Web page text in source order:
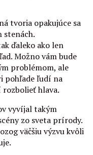
tvoria opakujúce sa
stenách.
ďaleko ako len
Možno vám bude
problémom, ale
pohľade ľudí na
rozbolieť hlava.
vyvíjal takým
zo sveta prírody.
väčšiu výzvu kvôli